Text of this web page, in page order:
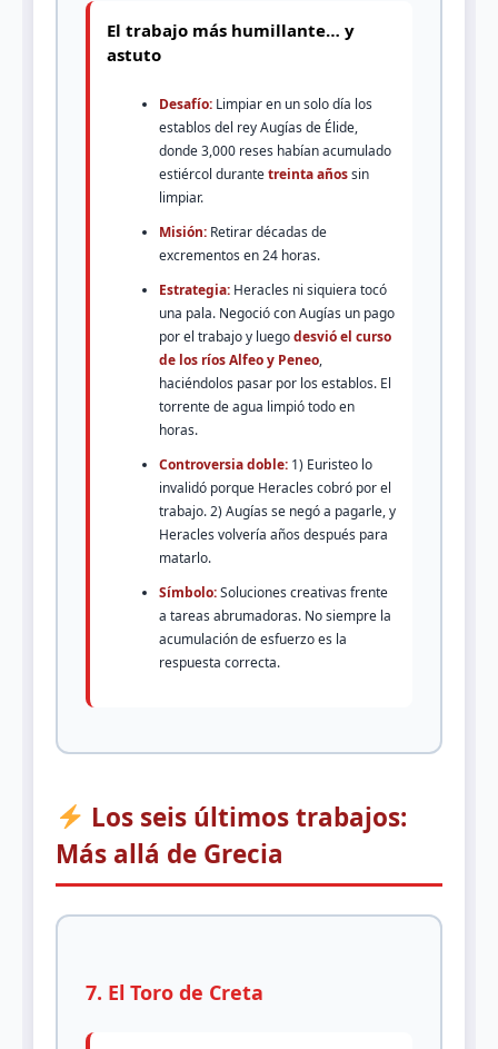
El trabajo más humillante… y
astuto
Desafío: Limpiar en un solo día los
establos del rey Augías de Élide,
donde 3,000 reses habían acumulado
estiércol durantetreinta añossin
limpiar.
Misión: Retirar décadas de
excrementos en 24 horas.
Estrategia: Heracles ni siquiera tocó
una pala. Negoció con Augías un pago
por el trabajo y luegodesvió el curso
de los ríos Alfeo y Peneo,
haciéndolos pasar por los establos. El
torrente de agua limpió todo en
horas.
Controversia doble: 1) Euristeo lo
invalidó porque Heracles cobró por el
trabajo. 2) Augías se negó a pagarle, y
Heracles volvería años después para
matarlo.
Símbolo:Soluciones creativas frente
a tareas abrumadoras. No siempre la
acumulación de esfuerzo es la
respuesta correcta.
Los seis últimos trabajos:
Más allá de Grecia
7. El Toro de Creta